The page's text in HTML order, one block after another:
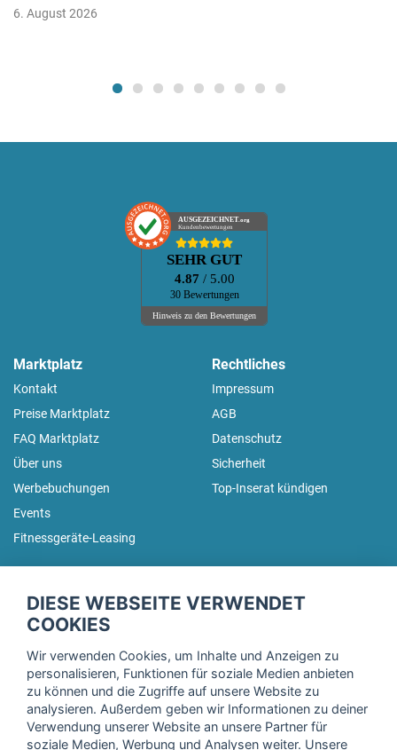
6. August 2026
AUSGEZEICHNET.org
Kundenbewertungen
SEHR GUT
4.87 / 5.00
30 Bewertungen
Hinweis zu den Bewertungen
Marktplatz
Kontakt
Preise Marktplatz
FAQ Marktplatz
Über uns
Werbebuchungen
Events
Fitnessgeräte-Leasing
Rechtliches
Impressum
AGB
Datenschutz
Sicherheit
Top-Inserat kündigen
Trage dich hier für unseren Newsletter ein und erhalte regelmäßig
Ich stimme der Verarbeitung meiner Daten, wie in der
Einwilligungserklärungder fitnessmarkt.de services GmbH
DIESE WEBSEITE VERWENDET
COOKIES
Wir verwenden Cookies, um Inhalte und Anzeigen zu
personalisieren, Funktionen für soziale Medien anbieten
zu können und die Zugriffe auf unsere Website zu
analysieren. Außerdem geben wir Informationen zu deiner
Verwendung unserer Website an unsere Partner für
soziale Medien, Werbung und Analysen weiter. Unsere